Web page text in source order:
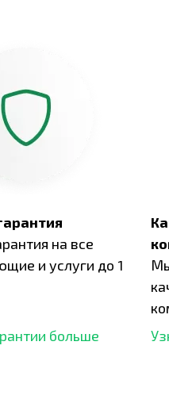
на все
и услуги до 1
больше